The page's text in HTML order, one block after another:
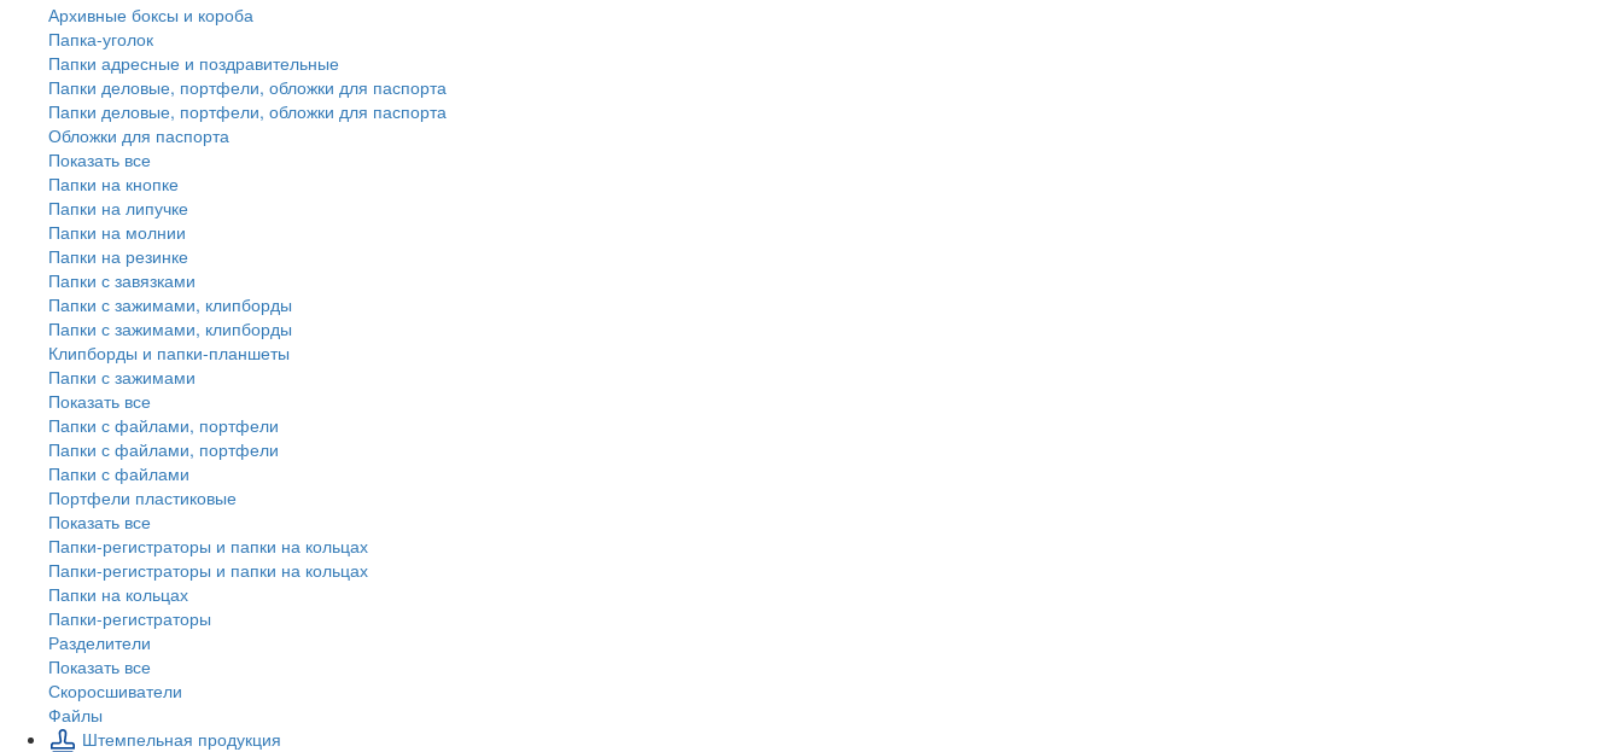
Архивные боксы и короба
Папка-уголок
Папки адресные и поздравительные
Папки деловые, портфели, обложки для паспорта
Папки деловые, портфели, обложки для паспорта
Обложки для паспорта
Показать все
Папки на кнопке
Папки на липучке
Папки на молнии
Папки на резинке
Папки с завязками
Папки с зажимами, клипборды
Папки с зажимами, клипборды
Клипборды и папки-планшеты
Папки с зажимами
Показать все
Папки с файлами, портфели
Папки с файлами, портфели
Папки с файлами
Портфели пластиковые
Показать все
Папки-регистраторы и папки на кольцах
Папки-регистраторы и папки на кольцах
Папки на кольцах
Папки-регистраторы
Разделители
Показать все
Скоросшиватели
Файлы
Штемпельная продукция